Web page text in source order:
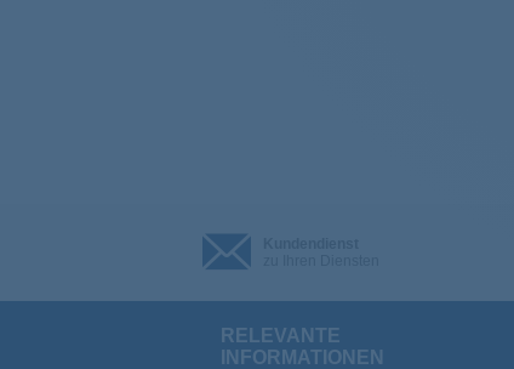
RELEVANTE
INFORMATIONEN